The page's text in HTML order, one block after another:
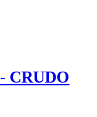
CRUDO